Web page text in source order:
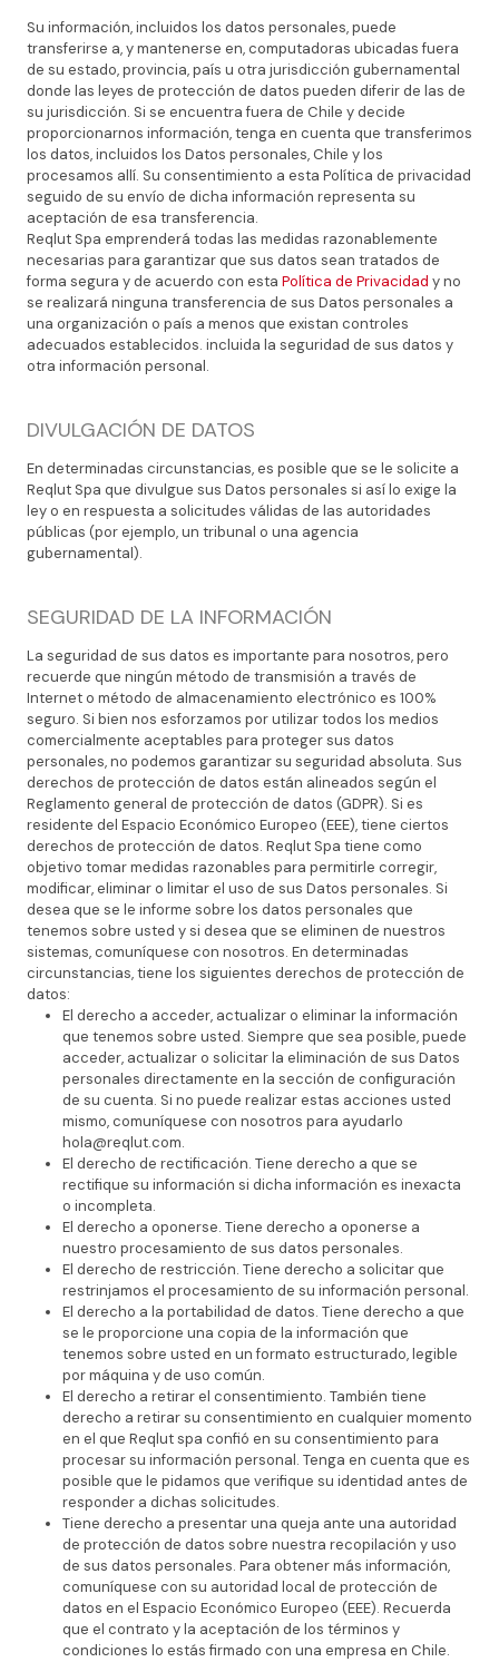
Su información, incluidos los datos personales, puede
transferirse a, y mantenerse en, computadoras ubicadas fuera
de su estado, provincia, país u otra jurisdicción gubernamental
donde las leyes de protección de datos pueden diferir de las de
su jurisdicción. Si se encuentra fuera de Chile y decide
proporcionarnos información, tenga en cuenta que transferimos
los datos, incluidos los Datos personales, Chile y los
procesamos allí. Su consentimiento a esta Política de privacidad
seguido de su envío de dicha información representa su
aceptación de esa transferencia.
Reqlut Spa emprenderá todas las medidas razonablemente
necesarias para garantizar que sus datos sean tratados de
forma segura y de acuerdo con esta Política de Privacidad y no
se realizará ninguna transferencia de sus Datos personales a
una organización o país a menos que existan controles
adecuados establecidos. incluida la seguridad de sus datos y
otra información personal.
DIVULGACIÓN DE DATOS
En determinadas circunstancias, es posible que se le solicite a
Reqlut Spa que divulgue sus Datos personales si así lo exige la
ley o en respuesta a solicitudes válidas de las autoridades
públicas (por ejemplo, un tribunal o una agencia
gubernamental).
SEGURIDAD DE LA INFORMACIÓN
La seguridad de sus datos es importante para nosotros, pero
recuerde que ningún método de transmisión a través de
Internet o método de almacenamiento electrónico es 100%
seguro. Si bien nos esforzamos por utilizar todos los medios
comercialmente aceptables para proteger sus datos
personales, no podemos garantizar su seguridad absoluta. Sus
derechos de protección de datos están alineados según el
Reglamento general de protección de datos (GDPR). Si es
residente del Espacio Económico Europeo (EEE), tiene ciertos
derechos de protección de datos. Reqlut Spa tiene como
objetivo tomar medidas razonables para permitirle corregir,
modificar, eliminar o limitar el uso de sus Datos personales. Si
desea que se le informe sobre los datos personales que
tenemos sobre usted y si desea que se eliminen de nuestros
sistemas, comuníquese con nosotros. En determinadas
circunstancias, tiene los siguientes derechos de protección de
datos:
El derecho a acceder, actualizar o eliminar la información
que tenemos sobre usted. Siempre que sea posible, puede
acceder, actualizar o solicitar la eliminación de sus Datos
personales directamente en la sección de configuración
de su cuenta. Si no puede realizar estas acciones usted
mismo, comuníquese con nosotros para ayudarlo
hola@reqlut.com.
El derecho de rectificación. Tiene derecho a que se
rectifique su información si dicha información es inexacta
o incompleta.
El derecho a oponerse. Tiene derecho a oponerse a
nuestro procesamiento de sus datos personales.
El derecho de restricción. Tiene derecho a solicitar que
restrinjamos el procesamiento de su información personal.
El derecho a la portabilidad de datos. Tiene derecho a que
se le proporcione una copia de la información que
tenemos sobre usted en un formato estructurado, legible
por máquina y de uso común.
El derecho a retirar el consentimiento. También tiene
derecho a retirar su consentimiento en cualquier momento
en el que Reqlut spa confió en su consentimiento para
procesar su información personal. Tenga en cuenta que es
posible que le pidamos que verifique su identidad antes de
responder a dichas solicitudes.
Tiene derecho a presentar una queja ante una autoridad
de protección de datos sobre nuestra recopilación y uso
de sus datos personales. Para obtener más información,
comuníquese con su autoridad local de protección de
datos en el Espacio Económico Europeo (EEE). Recuerda
que el contrato y la aceptación de los términos y
condiciones lo estás firmado con una empresa en Chile.